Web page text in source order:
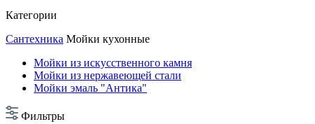
Категории
Сантехника Мойки кухонные
Мойки из искусственного камня
Мойки из нержавеющей стали
Мойки эмаль "Антика"
Фильтры